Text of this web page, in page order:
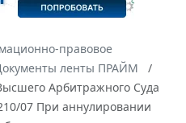
правовое
ленты ПРАЙМ
Арбитражного Суда
07 При аннулировании